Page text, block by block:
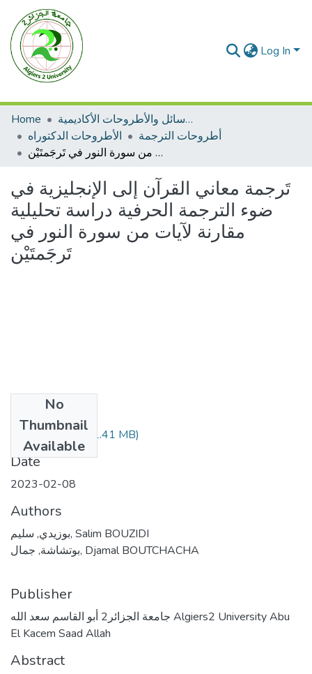
Log In
Home
الرسائل والأطروحات الأكاديمية
الأطروحات الدكتوراه
أطروحات الترجمة
تَرجمة معاني القرآن إلى الإنجليزية في ضوء الترجمة الحرفية دراسة تحليلية مقارنة لآيات من سورة النور في تَرجَمتَيْن
تَرجمة معاني القرآن إلى الإنجليزية في
ضوء الترجمة الحرفية دراسة تحليلية
مقارنة لآيات من سورة النور في
تَرجَمتَيْن
No
Thumbnail
Available
بوزيدي سليم.pdf (1.41 MB)
Date
2023-02-08
Authors
بوزيدي, سليم, Salim BOUZIDI
بوتشاشة, جمال, Djamal BOUTCHACHA
Publisher
جامعة الجزائر2 أبو القاسم سعد الله Algiers2 University Abu
El Kacem Saad Allah
Abstract